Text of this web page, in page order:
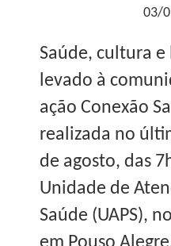
03/
Saúde, cultura e
levado à
ação Conexão
realizada no
de agosto, das
Unidade de
Saúde (UAPS),